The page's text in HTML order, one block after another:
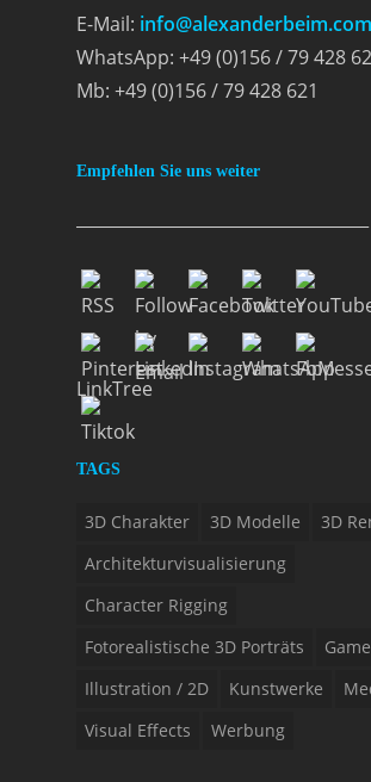
E-Mail: info@alexanderbeim.com
WhatsApp: +49 (0)156 / 79 428
Mb: +49 (0)156 / 79 428 621
Empfehlen Sie uns weiter
LinkTree
TAGS
3D Charakter 3D Modelle
3D
Architekturvisualisierung
Character Rigging
Fotorealistische 3D Porträts
Illustration / 2D
Kunstwerke
Visual Effects
Werbung